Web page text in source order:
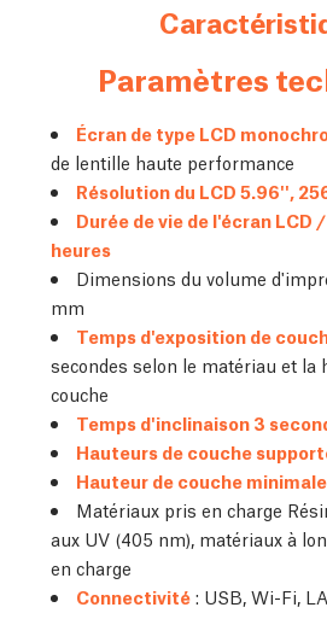
Paramètres
Écran de type LCD
de lentille haute performance
Résolution du LCD 5.96'',
Durée de vie de l'écran
heures
Dimensions du volume
mm
Temps d'exposition de
secondes selon le matériau et la
couche
Temps d'inclinaison 3
Hauteurs de couche
Hauteur de couche minimale
Matériaux pris en charge
aux UV (405 nm), matériaux à
en charge
Connectivité : USB, Wi-Fi,